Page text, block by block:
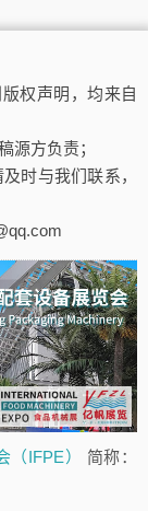
权声明，均来自
源方负责；
时与我们联系，
IFPE）
简称：